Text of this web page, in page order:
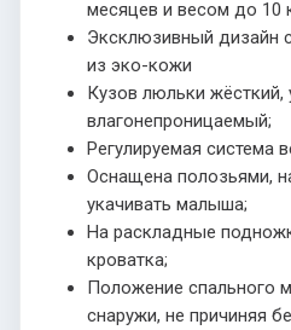
месяцев и весом до 10
Эксклюзивный дизайн
из эко-кожи
Кузов люльки жёсткий,
влагонепроницаемый;
Регулируемая система
Оснащена полозьями,
укачивать малыша;
На раскладные
кроватка;
Положение спального
снаружи, не причиняя